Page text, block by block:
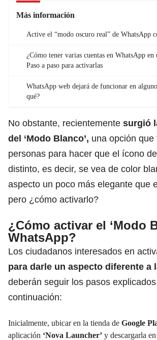
Más información
Active el “modo oscuro real” de WhatsApp
¿Cómo tener varias cuentas en WhatsApp
Paso a paso para activarlas
WhatsApp web dejará de funcionar en
qué?
No obstante, recientemente surgió
del ‘Modo Blanco’, una opción que
personas para hacer que el ícono
distinto, es decir, se vea de color
aspecto un poco más elegante que
pero ¿cómo activarlo?
¿Cómo activar el ‘Modo
WhatsApp?
Los ciudadanos interesados en
para darle un aspecto diferente a
deberán seguir los pasos
continuación:
Inicialmente, ubicar en la tienda de Google
aplicación ‘Nova Launcher’ y descargarla